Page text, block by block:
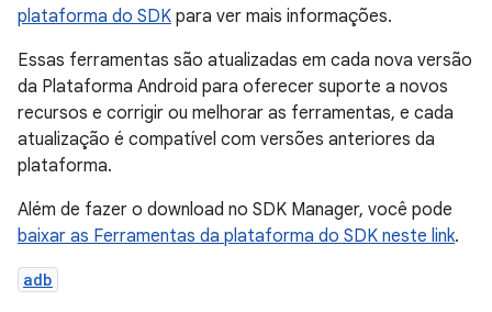
plataforma do SDK para ver mais informações.
Essas ferramentas são atualizadas em cada nova versão
da Plataforma Android para oferecer suporte a novos
recursos e corrigir ou melhorar as ferramentas, e cada
atualização é compatível com versões anteriores da
plataforma.
Além de fazer o download no SDK Manager, você pode
baixar as Ferramentas da plataforma do SDK neste link.
adb